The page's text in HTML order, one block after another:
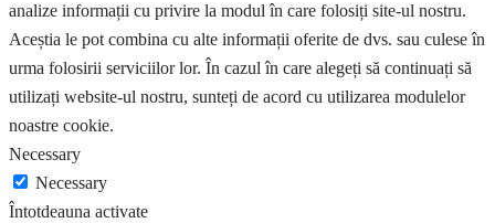
analize informații cu privire la modul în care folosiți site-ul nostru.
Aceștia le pot combina cu alte informații oferite de dvs. sau culese în
urma folosirii serviciilor lor. În cazul în care alegeți să continuați să
utilizați website-ul nostru, sunteți de acord cu utilizarea modulelor
noastre cookie.
Necessary
Necessary
Întotdeauna activate